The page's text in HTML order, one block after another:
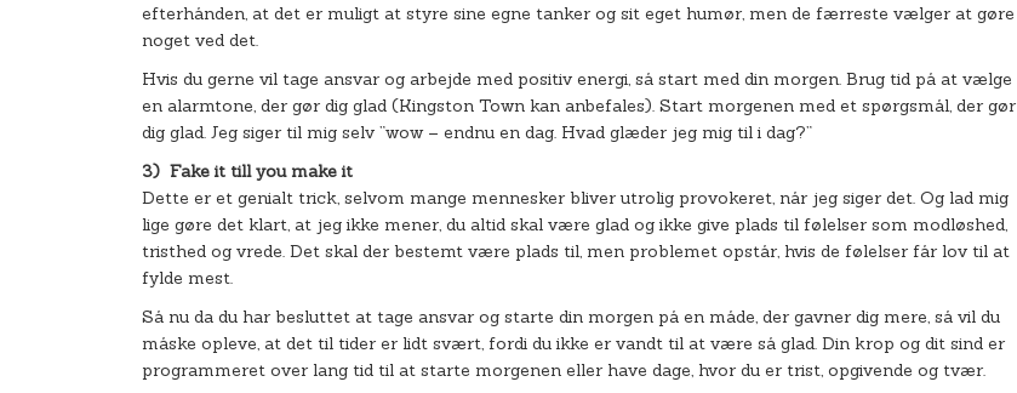
efterhånden, at det er muligt at styre sine egne tanker og sit eget humør, men de færreste vælger at gøre
noget ved det.
Hvis du gerne vil tage ansvar og arbejde med positiv energi, så start med din morgen. Brug tid på at vælge
en alarmtone, der gør dig glad (Kingston Town kan anbefales). Start morgenen med et spørgsmål, der gør
dig glad. Jeg siger til mig selv ”wow – endnu en dag. Hvad glæder jeg mig til i dag?”
3) Fake it till you make it
Dette er et genialt trick, selvom mange mennesker bliver utrolig provokeret, når jeg siger det. Og lad mig
lige gøre det klart, at jeg ikke mener, du altid skal være glad og ikke give plads til følelser som modløshed,
tristhed og vrede. Det skal der bestemt være plads til, men problemet opstår, hvis de følelser får lov til at
fylde mest.
Så nu da du har besluttet at tage ansvar og starte din morgen på en måde, der gavner dig mere, så vil du
måske opleve, at det til tider er lidt svært, fordi du ikke er vandt til at være så glad. Din krop og dit sind er
programmeret over lang tid til at starte morgenen eller have dage, hvor du er trist, opgivende og tvær.